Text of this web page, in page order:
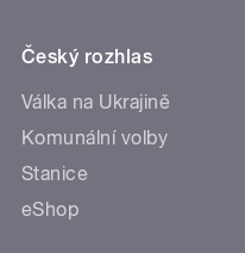
Český rozhlas
Válka na Ukrajině
Komunální volby
Stanice
eShop